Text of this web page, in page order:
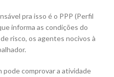
pra isso é o PPP (Perfil
informa as condições do
risco, os agentes nocivos à
comprovar a atividade